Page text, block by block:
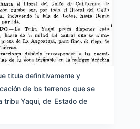
titula definitivamente y
de los terrenos que se
tribu Yaqui, del Estado de